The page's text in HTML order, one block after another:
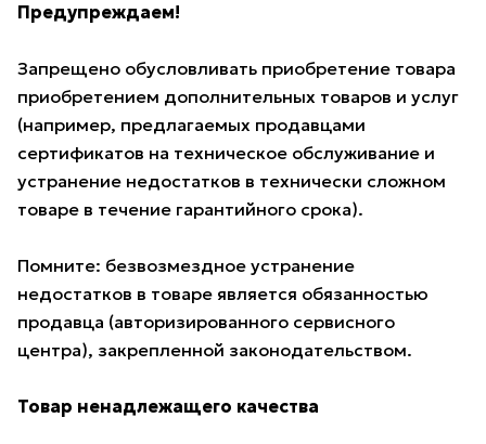
Предупреждаем!
Запрещено обусловливать приобретение товара
приобретением дополнительных товаров и услуг
(например, предлагаемых продавцами
сертификатов на техническое обслуживание и
устранение недостатков в технически сложном
товаре в течение гарантийного срока).
Помните: безвозмездное устранение
недостатков в товаре является обязанностью
продавца (авторизированного сервисного
центра), закрепленной законодательством.
Товар ненадлежащего качества